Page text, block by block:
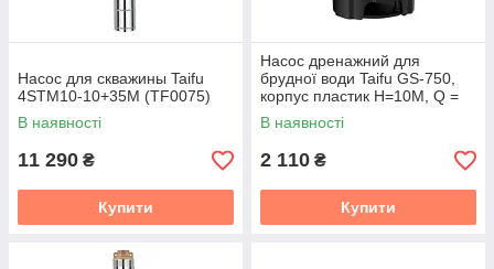
Насос для скважины Taifu
4STM10-10+35M (TF0075)
В наявності
11 290 ₴
Купити
Насос дренажний для
брудної води Taifu GS-750,
корпус пластик Н=10М, Q =
13 кбМ, P = 750 Вт (TF3323)
В наявності
2 110 ₴
Купити